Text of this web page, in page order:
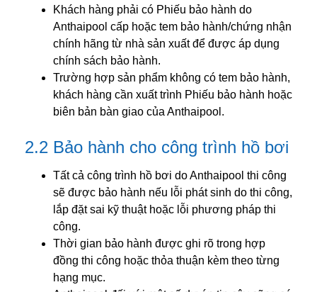
Khách hàng phải có Phiếu bảo hành do
Anthaipool cấp hoặc tem bảo hành/chứng nhận
chính hãng từ nhà sản xuất để được áp dụng
chính sách bảo hành.
Trường hợp sản phẩm không có tem bảo hành,
khách hàng cần xuất trình Phiếu bảo hành hoặc
biên bản bàn giao của Anthaipool.
2.2 Bảo hành cho công trình hồ bơi
Tất cả công trình hồ bơi do Anthaipool thi công
sẽ được bảo hành nếu lỗi phát sinh do thi công,
lắp đặt sai kỹ thuật hoặc lỗi phương pháp thi
công.
Thời gian bảo hành được ghi rõ trong hợp
đồng thi công hoặc thỏa thuận kèm theo từng
hạng mục.